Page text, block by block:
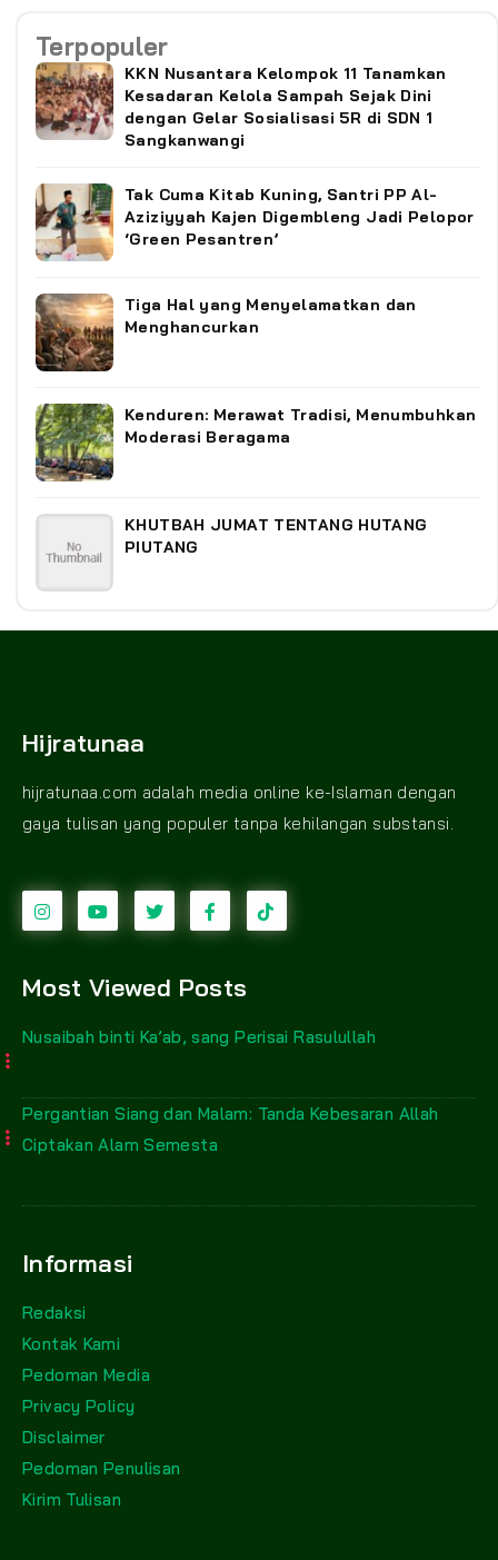
Terpopuler
KKN Nusantara Kelompok 11 Tanamkan
Kesadaran Kelola Sampah Sejak Dini
dengan Gelar Sosialisasi 5R di SDN 1
Sangkanwangi
‎Tak Cuma Kitab Kuning, Santri PP Al-
Aziziyyah Kajen Digembleng Jadi Pelopor
‘Green Pesantren’ ‎
Tiga Hal yang Menyelamatkan dan
Menghancurkan
Kenduren: Merawat Tradisi, Menumbuhkan
Moderasi Beragama
KHUTBAH JUMAT TENTANG HUTANG
PIUTANG
Hijratunaa
hijratunaa.com adalah media online ke-Islaman dengan
gaya tulisan yang populer tanpa kehilangan substansi.
Most Viewed Posts
Nusaibah binti Ka’ab, sang Perisai Rasulullah
Pergantian Siang dan Malam: Tanda Kebesaran Allah
Ciptakan Alam Semesta
Informasi
Redaksi
Kontak Kami
Pedoman Media
Privacy Policy
Disclaimer
Pedoman Penulisan
Kirim Tulisan